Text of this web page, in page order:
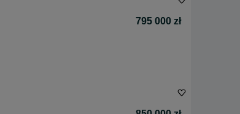
795 000 zł